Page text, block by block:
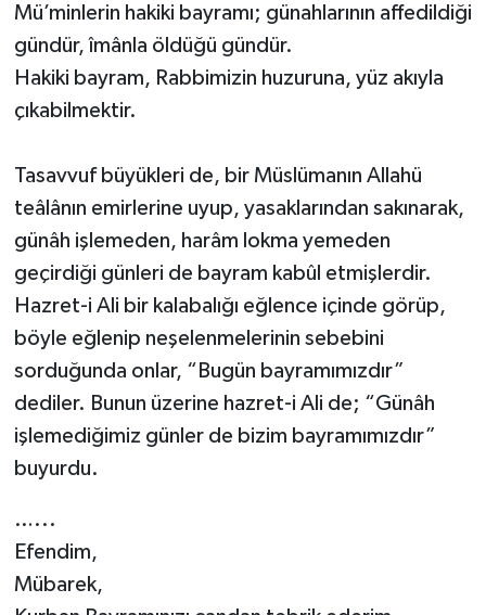
Mü’minlerin hakiki bayramı; günahlarının affedildiği
gündür, îmânla öldüğü gündür.
Hakiki bayram, Rabbimizin huzuruna, yüz akıyla
çıkabilmektir.
Tasavvuf büyükleri de, bir Müslümanın Allahü
teâlânın emirlerine uyup, yasaklarından sakınarak,
günâh işlemeden, harâm lokma yemeden
geçirdiği günleri de bayram kabûl etmişlerdir.
Hazret-i Ali bir kalabalığı eğlence içinde görüp,
böyle eğlenip neşelenmelerinin sebebini
sorduğunda onlar, “Bugün bayramımızdır”
dediler. Bunun üzerine hazret-i Ali de; “Günâh
işlemediğimiz günler de bizim bayramımızdır”
buyurdu.
…...
Efendim,
Mübarek,